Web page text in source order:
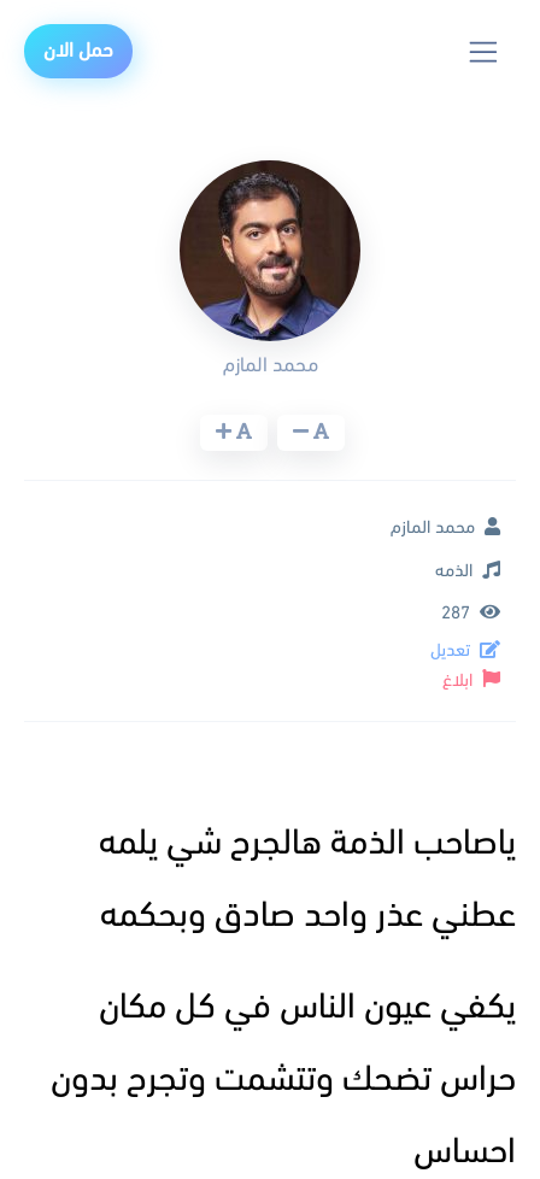
حمل الان
ياصاحب الذمة هالجرح شي يلمه
عطني عذر واحد صادق وبحكمه
يكفي عيون الناس في كل مكان
حراس تضحك وتتشمت وتجرح بدون
احساس
محمد المازم
محمد المازم
الذمه
287
تعديل
ابلاغ